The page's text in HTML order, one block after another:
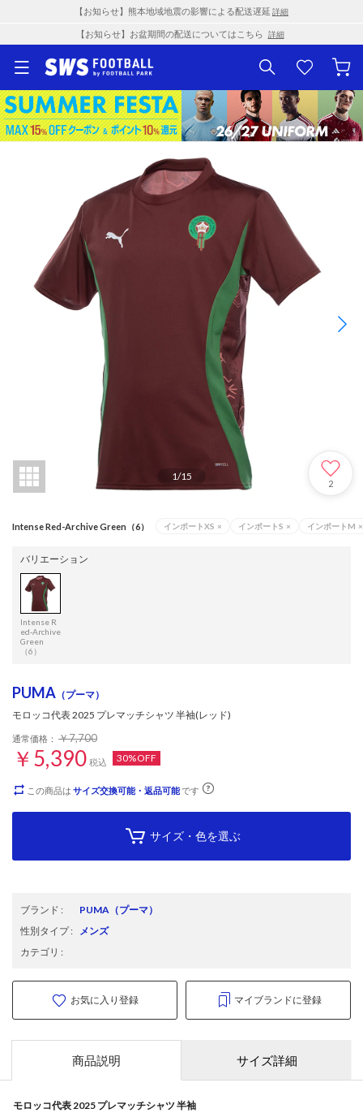
【お知らせ】熊本地域地震の影響による配送遅延 詳細
【お知らせ】お盆期間の配送についてはこちら 詳細
1/15
2
Intense Red-Archive Green（6） インポートXS × インポートS × インポートM ×
バリエーション
Intense R
ed-Archive
Green
（6）
PUMA （プーマ）
モロッコ代表 2025 プレマッチシャツ 半袖(レッド)
通常価格： ￥7,700
￥5,390 税込 30%OFF
この商品は サイズ交換可能・返品可能です
サイズ・色を選ぶ
ブランド : PUMA （プーマ）
性別タイプ: メンズ
カテゴリ :
お気に入り登録 マイブランドに登録
商品説明 サイズ詳細
モロッコ代表 2025 プレマッチシャツ 半袖